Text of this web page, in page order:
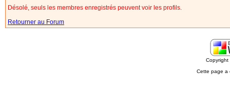
Désolé, seuls les membres enregistrés peuvent voir les profils.
Retourner au Forum
Cette page a